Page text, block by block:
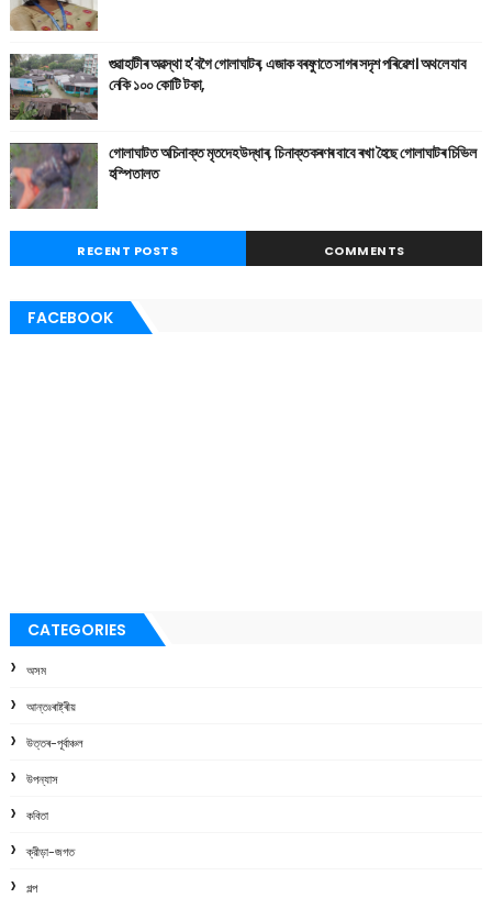
গুৱাহাটীৰ অৱস্থা হ'বগৈ গোলাঘাটৰ, এজাক বৰষুণতে সাগৰ সদৃশ পৰিৱেশ। অথলে যাব
নেকি ১০০ কোটি টকা,
গোলাঘাটত অচিনাক্ত মৃতদেহ উদ্ধাৰ, চিনাক্তকৰণৰ বাবে ৰখা হৈছে গোলাঘাটৰ চিভিল
হস্পিতালত
RECENT POSTS COMMENTS
FACEBOOK
CATEGORIES
অসম
আন্তঃৰাষ্ট্ৰীয়
উত্তৰ-পূৰ্বাঞ্চল
উপন্যাস
কবিতা
ক্রীড়া-জগত
গল্প